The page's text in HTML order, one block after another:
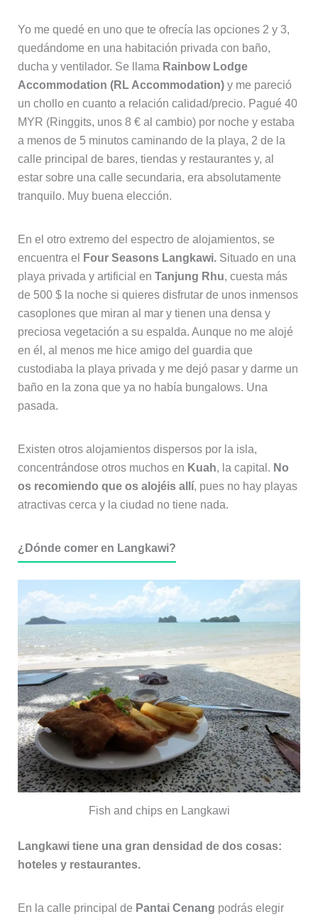
Yo me quedé en uno que te ofrecía las opciones 2 y 3,
quedándome en una habitación privada con baño,
ducha y ventilador. Se llama Rainbow Lodge
Accommodation (RL Accommodation)y me pareció
un chollo en cuanto a relación calidad/precio. Pagué 40
MYR (Ringgits, unos 8 € al cambio) por noche y estaba
a menos de 5 minutos caminando de la playa, 2 de la
calle principal de bares, tiendas y restaurantes y, al
estar sobre una calle secundaria, era absolutamente
tranquilo. Muy buena elección.
En el otro extremo del espectro de alojamientos, se
encuentra el
Four Seasons Langkawi.Situado en una
playa privada y artificial en Tanjung Rhu, cuesta más
de 500 $ la noche si quieres disfrutar de unos inmensos
casoplones que miran al mar y tienen una densa y
preciosa vegetación a su espalda. Aunque no me alojé
en él, al menos me hice amigo del guardia que
custodiaba la playa privada y me dejó pasar y darme un
baño en la zona que ya no había bungalows. Una
pasada.
Existen otros alojamientos dispersos por la isla,
concentrándose otros muchos en Kuah, la capital. No
os recomiendo que os alojéis allí, pues no hay playas
atractivas cerca y la ciudad no tiene nada.
¿Dónde comer en Langkawi?
Fish and chips en Langkawi
Langkawi tiene una gran densidad de dos cosas:
hoteles y restaurantes.
En la calle principal de Pantai Cenang podrás elegir